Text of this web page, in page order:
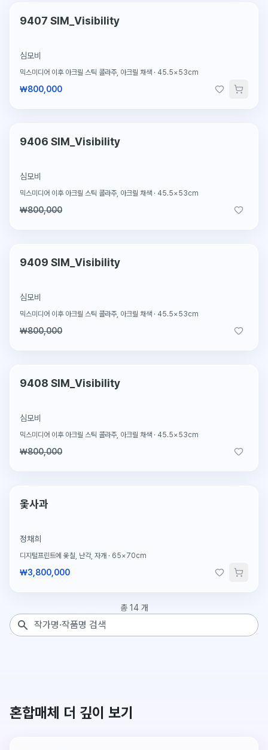
단 1점뿐인 원작
9407 SIM_Visibility
심모비
믹스미디어 이후 아크릴 스틱 콜라주, 아크릴 채색 · 45.5×53cm
₩800,000
2026.3.26 판매
9406 SIM_Visibility
심모비
믹스미디어 이후 아크릴 스틱 콜라주, 아크릴 채색 · 45.5×53cm
₩800,000
2026.2.4 판매
9409 SIM_Visibility
심모비
믹스미디어 이후 아크릴 스틱 콜라주, 아크릴 채색 · 45.5×53cm
₩800,000
2026.2.13 판매
9408 SIM_Visibility
심모비
믹스미디어 이후 아크릴 스틱 콜라주, 아크릴 채색 · 45.5×53cm
₩800,000
단 1점뿐인 원작
옻사과
정채희
디지털프린트에 옻칠, 난각, 자개 · 65×70cm
₩3,800,000
총 14 개
작품 검색
혼합매체 더 깊이 보기